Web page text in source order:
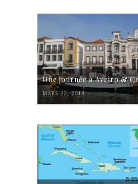
Une journée à Aveiro &
MARS 22, 2019